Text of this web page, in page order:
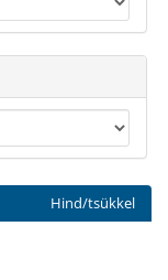
Hind/tsükkel